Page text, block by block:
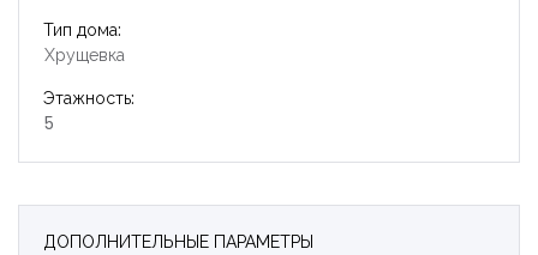
Тип дома:
Хрущевка
Этажность:
5
ДОПОЛНИТЕЛЬНЫЕ ПАРАМЕТРЫ